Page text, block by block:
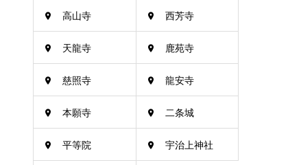
高山寺 西芳寺
天龍寺 鹿苑寺
慈照寺 龍安寺
本願寺 二条城
平等院 宇治上神社